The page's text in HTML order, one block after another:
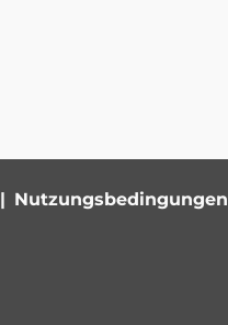
Nutzungsbedingungen